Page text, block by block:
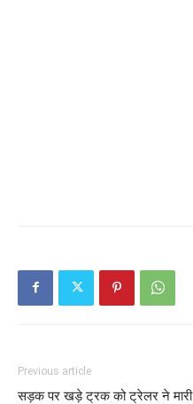
Previous article
सड़क पर खड़े ट्रक को ट्रेलर ने मारी